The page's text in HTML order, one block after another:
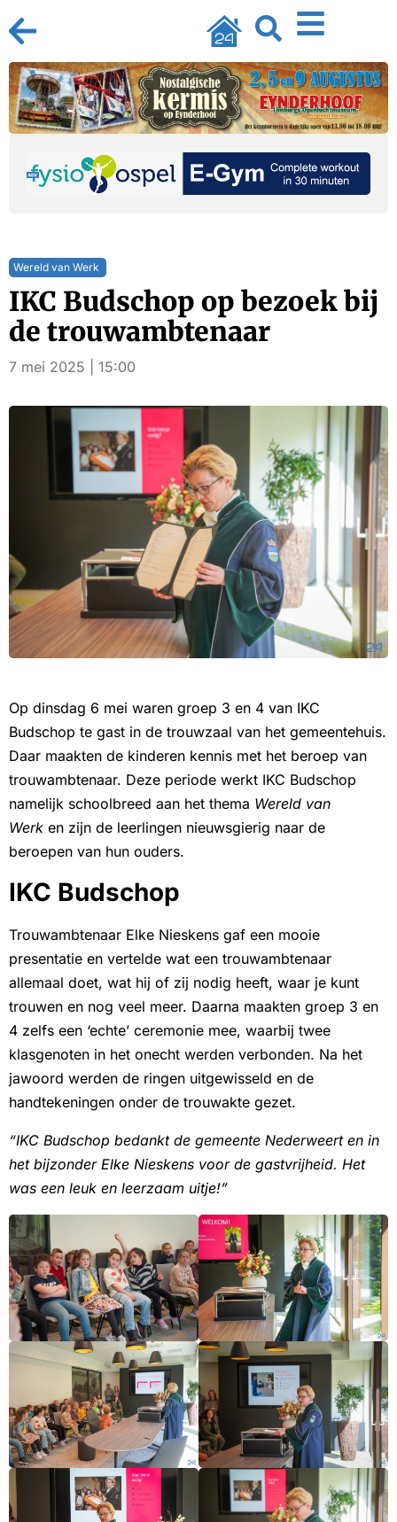
Wereld van Werk
IKC Budschop op bezoek bij
de trouwambtenaar
7 mei 2025 | 15:00
Op dinsdag 6 mei waren groep 3 en 4 van IKC
Budschop te gast in de trouwzaal van het gemeentehuis.
Daar maakten de kinderen kennis met het beroep van
trouwambtenaar. Deze periode werkt IKC Budschop
namelijk schoolbreed aan het thema Wereld van
Werk en zijn de leerlingen nieuwsgierig naar de
beroepen van hun ouders.
IKC Budschop
Trouwambtenaar Elke Nieskens gaf een mooie
presentatie en vertelde wat een trouwambtenaar
allemaal doet, wat hij of zij nodig heeft, waar je kunt
trouwen en nog veel meer. Daarna maakten groep 3 en
4 zelfs een ‘echte’ ceremonie mee, waarbij twee
klasgenoten in het onecht werden verbonden. Na het
jawoord werden de ringen uitgewisseld en de
handtekeningen onder de trouwakte gezet.
“IKC Budschop bedankt de gemeente Nederweert en in
het bijzonder Elke Nieskens voor de gastvrijheid. Het
was een leuk en leerzaam uitje!”